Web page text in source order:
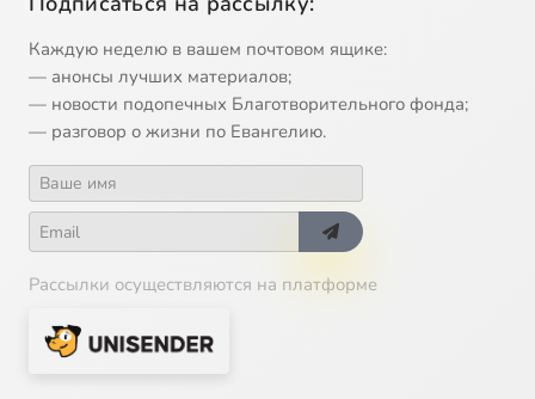
Каждую неделю в вашем почтовом ящике:
— анонсы лучших материалов;
— новости подопечных Благотворительного фонда;
— разговор о жизни по Евангелию.
Рассылки осуществляются на платформе